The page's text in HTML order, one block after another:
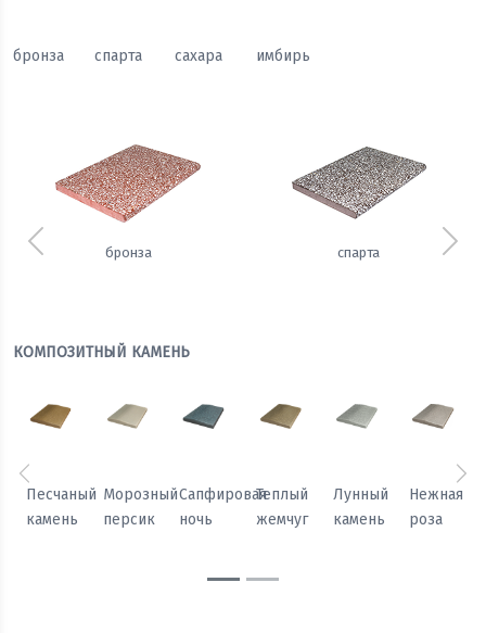
бронза спарта сахара имбирь
бронза спарта
Предыдущий
КОМПОЗИТНЫЙ КАМЕНЬ
Песчаный
камень
Морозный
персик
Сапфировая
ночь
Теплый
жемчуг
Лунный
камень
Нежная
роза
Предыдущий